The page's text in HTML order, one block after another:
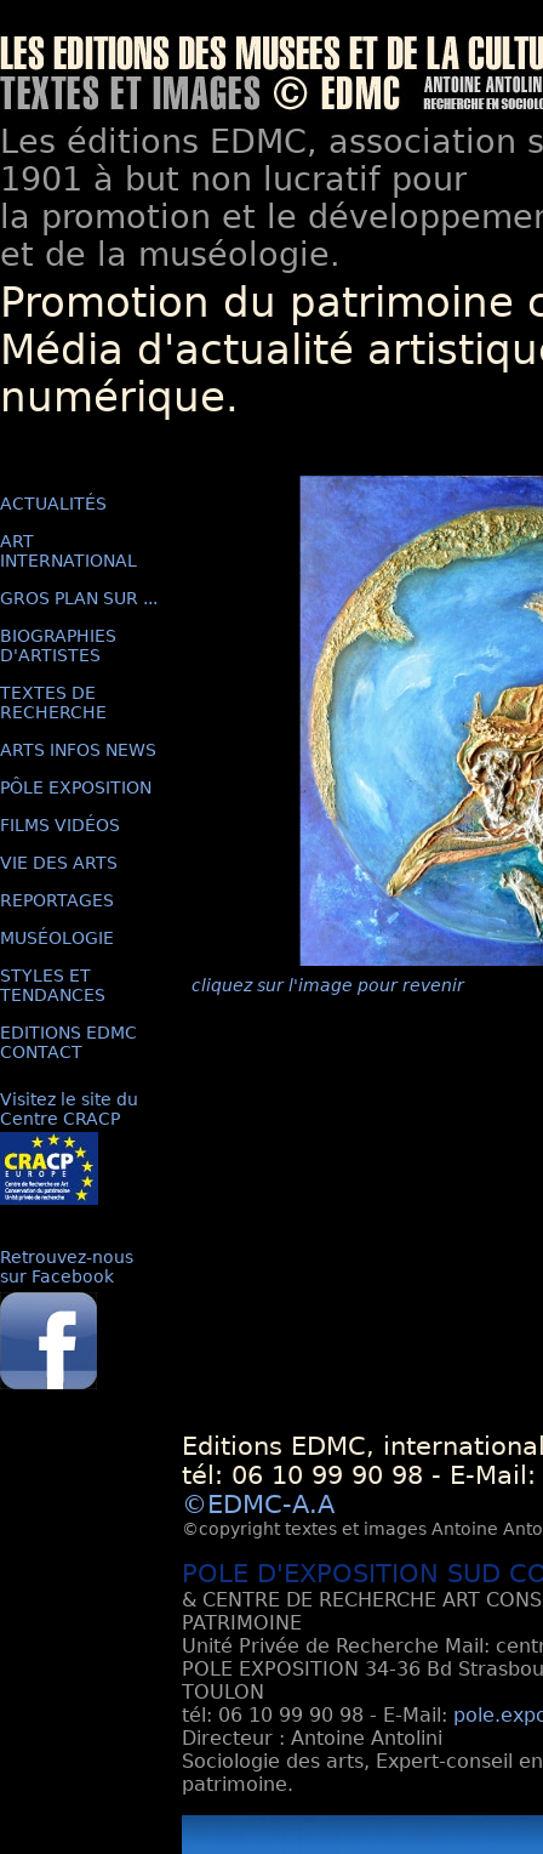
Les éditions EDMC, association
1901 à but non lucratif pour
la promotion et le
et de la muséologie.
Promotion du patrimoine
Média d'actualité
numérique.
ACTUALITÉS
ART
INTERNATIONAL
GROS PLAN SUR ...
BIOGRAPHIES
D'ARTISTES
TEXTES DE
RECHERCHE
ARTS INFOS NEWS
PÔLE EXPOSITION
FILMS VIDÉOS
VIE DES ARTS
REPORTAGES
MUSÉOLOGIE
STYLES ET
TENDANCES
EDITIONS EDMC
CONTACT
Visitez le site du
Centre CRACP
Retrouvez-nous
sur Facebook
cliquez sur l'image pour revenir
Editions EDMC,
tél: 06 10 99 90 98 - E-Mail:
©EDMC-A.A
©copyright textes et images Antoine
POLE D'EXPOSITION SUD
& CENTRE DE RECHERCHE ART
PATRIMOINE
Unité Privée de Recherche Mail:
POLE EXPOSITION 34-36 Bd
TOULON
tél: 06 10 99 90 98 - E-Mail:
Directeur : Antoine Antolini
Sociologie des arts, Expert-conseil
patrimoine.